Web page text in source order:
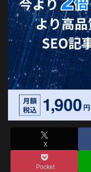
X
Pocket